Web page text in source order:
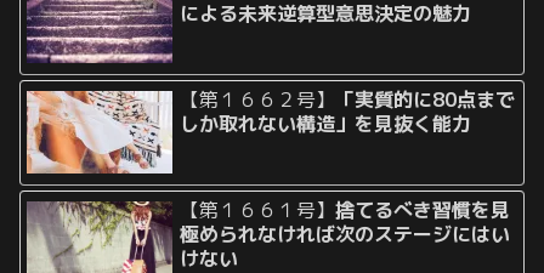
による未来逆算型意思決定の魅力
【第１６６２号】
「実質的に80点まで
しか取れない構造」を見抜く能力
【第１６６１号】捨てるべき習慣を見
極められなければ次のステージにはい
けない